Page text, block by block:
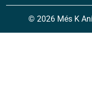
© 2026 Més K